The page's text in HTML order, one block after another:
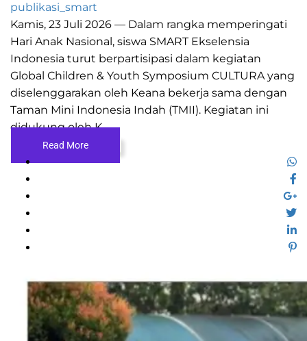
publikasi_smart
Kamis, 23 Juli 2026 — Dalam rangka memperingati
Hari Anak Nasional, siswa SMART Ekselensia
Indonesia turut berpartisipasi dalam kegiatan
Global Children & Youth Symposium CULTURA yang
diselenggarakan oleh Keana bekerja sama dengan
Taman Mini Indonesia Indah (TMII). Kegiatan ini
didukung oleh K...
Read More